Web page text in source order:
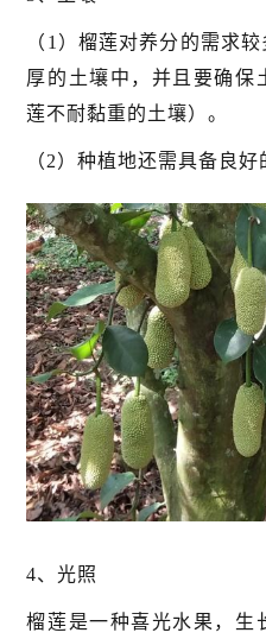
（1）榴莲对养分的需求
厚的土壤中，并且要确保
莲不耐黏重的土壤）。
（2）种植地还需具备良好
4、光照
榴莲是一种喜光水果，生